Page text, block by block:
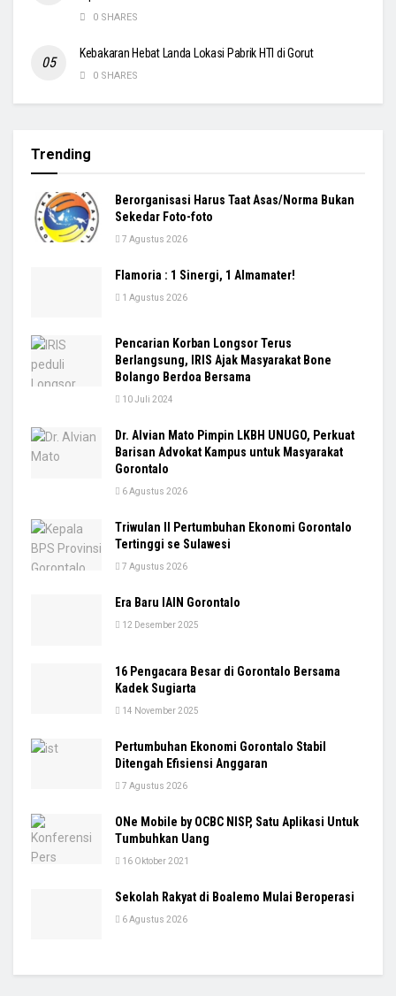
0 SHARES
Kebakaran Hebat Landa Lokasi Pabrik HTI di Gorut
0 SHARES
Trending
Berorganisasi Harus Taat Asas/Norma Bukan
Sekedar Foto-foto
7 Agustus 2026
Flamoria : 1 Sinergi, 1 Almamater!
1 Agustus 2026
Pencarian Korban Longsor Terus
Berlangsung, IRIS Ajak Masyarakat Bone
Bolango Berdoa Bersama
10 Juli 2024
Dr. Alvian Mato Pimpin LKBH UNUGO, Perkuat
Barisan Advokat Kampus untuk Masyarakat
Gorontalo
6 Agustus 2026
Triwulan II Pertumbuhan Ekonomi Gorontalo
Tertinggi se Sulawesi
7 Agustus 2026
Era Baru IAIN Gorontalo
12 Desember 2025
16 Pengacara Besar di Gorontalo Bersama
Kadek Sugiarta
14 November 2025
Pertumbuhan Ekonomi Gorontalo Stabil
Ditengah Efisiensi Anggaran
7 Agustus 2026
ONe Mobile by OCBC NISP, Satu Aplikasi Untuk
Tumbuhkan Uang
16 Oktober 2021
Sekolah Rakyat di Boalemo Mulai Beroperasi
6 Agustus 2026